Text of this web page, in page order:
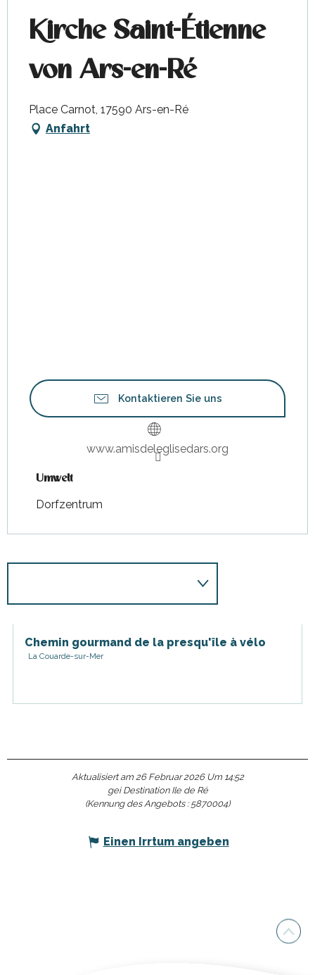
Kirche Saint-Étienne
von Ars-en-Ré
Place Carnot, 17590 Ars-en-Ré
Anfahrt
Kontaktieren Sie uns
www.amisdeleglisedars.org
Umwelt
Umwelt
Dorfzentrum
Chemin gourmand de la presqu'île à vélo
La Couarde-sur-Mer
Aktualisiert am 26 Februar 2026 Um 14:52
gei Destination Ile de Ré
(Kennung des Angebots : 5870004)
Einen Irrtum angeben